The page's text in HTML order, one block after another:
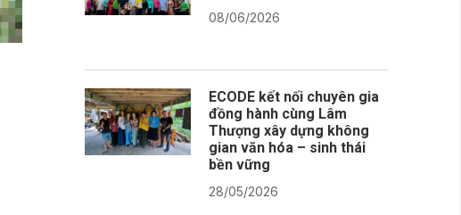
08/06/2026
ECODE kết nối chuyên gia
đồng hành cùng Lâm
Thượng xây dựng không
gian văn hóa – sinh thái
bền vững
28/05/2026